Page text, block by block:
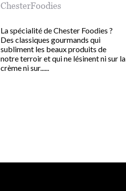
ChesterFoodies
La spécialité de Chester Foodies ?
Des classiques gourmands qui
subliment les beaux produits de
notre terroir et qui ne lésinent ni sur la
crème ni sur......